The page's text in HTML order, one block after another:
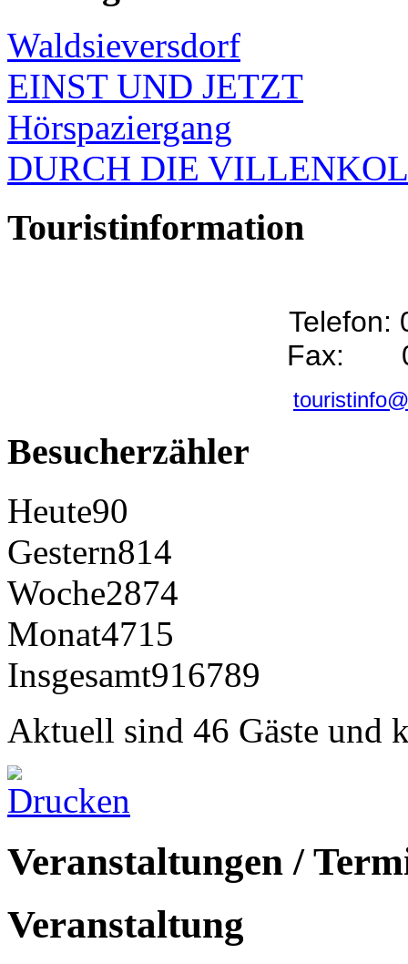
Waldsieversdorf
EINST UND JETZT
Hörspaziergang
DURCH DIE
Touristinformation
Telefon:
Fax:
Besucherzähler
Heute90
Gestern814
Woche2874
Monat4715
Insgesamt916789
Aktuell sind 46 Gäste und
Veranstaltungen /
Veranstaltung